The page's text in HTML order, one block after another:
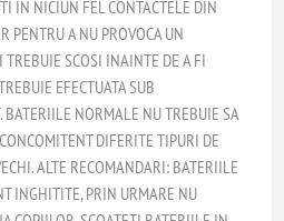
IN NICIUN FEL CONTACTELE DIN
PENTRU A NU PROVOCA UN
TREBUIE SCOSI INAINTE DE A FI
EFECTUATA SUB
BATERIILE NORMALE NU TREBUIE SA
DIFERITE TIPURI DE
ALTE RECOMANDARI: BATERIILE
INGHITITE, PRIN URMARE NU